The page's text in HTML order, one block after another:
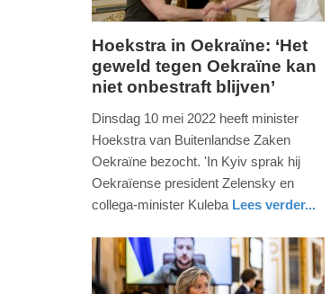
dinsdag,
10.
Update:
09-
04-
2025
Hoekstra in Oekraïne: ‘Het
geweld tegen Oekraïne kan
niet onbestraft blijven’
Dinsdag 10 mei 2022 heeft minister
Hoekstra van Buitenlandse Zaken
Oekraïne bezocht. 'In Kyiv sprak hij
Oekraïense president Zelensky en
collega-minister Kuleba Lees verder...